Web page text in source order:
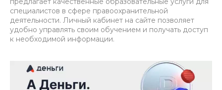
специалистов в сфере правоохранительной
деятельности. Личный кабинет на сайте позволяет
удобно управлять своим обучением и получать доступ
к необходимой информации.